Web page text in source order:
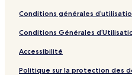
Conditions générales
Conditions Générales
Accessibilité
Politique sur la protection des